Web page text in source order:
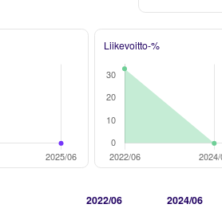
Liikevoitto-%
2022/06 2024/06